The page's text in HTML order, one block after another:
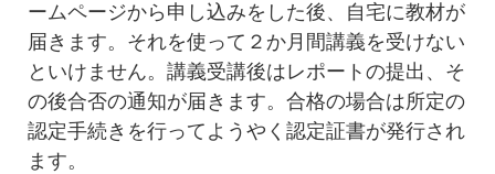
ームページから申し込みをした後、自宅に教材が
届きます。それを使って２か月間講義を受けない
といけません。講義受講後はレポートの提出、そ
の後合否の通知が届きます。合格の場合は所定の
認定手続きを行ってようやく認定証書が発行され
ます。